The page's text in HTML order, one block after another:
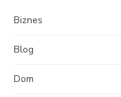
Biznes
Blog
Dom